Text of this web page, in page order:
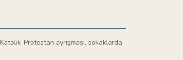
Protestan ayrışması, sokaklarda